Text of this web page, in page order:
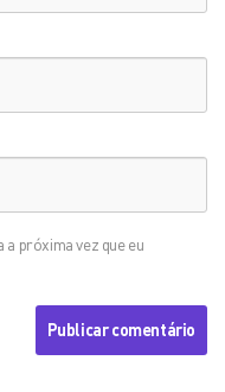
próxima vez que eu